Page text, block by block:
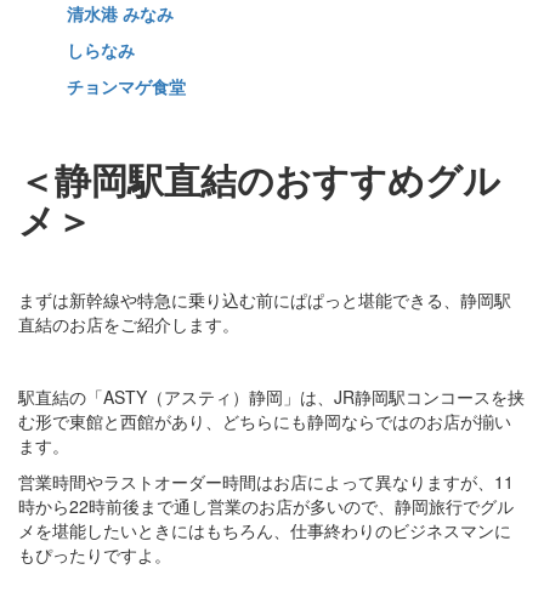
清水港 みなみ
しらなみ
チョンマゲ食堂
＜静岡駅直結のおすすめグル
メ＞
まずは新幹線や特急に乗り込む前にぱぱっと堪能できる、静岡駅
直結のお店をご紹介します。
駅直結の「ASTY（アスティ）静岡」は、JR静岡駅コンコースを挟
む形で東館と西館があり、どちらにも静岡ならではのお店が揃い
ます。
営業時間やラストオーダー時間はお店によって異なりますが、11
時から22時前後まで通し営業のお店が多いので、静岡旅行でグル
メを堪能したいときにはもちろん、仕事終わりのビジネスマンに
もぴったりですよ。